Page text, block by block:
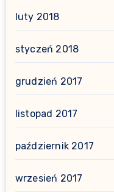
luty 2018
styczeń 2018
grudzień 2017
listopad 2017
październik 2017
wrzesień 2017